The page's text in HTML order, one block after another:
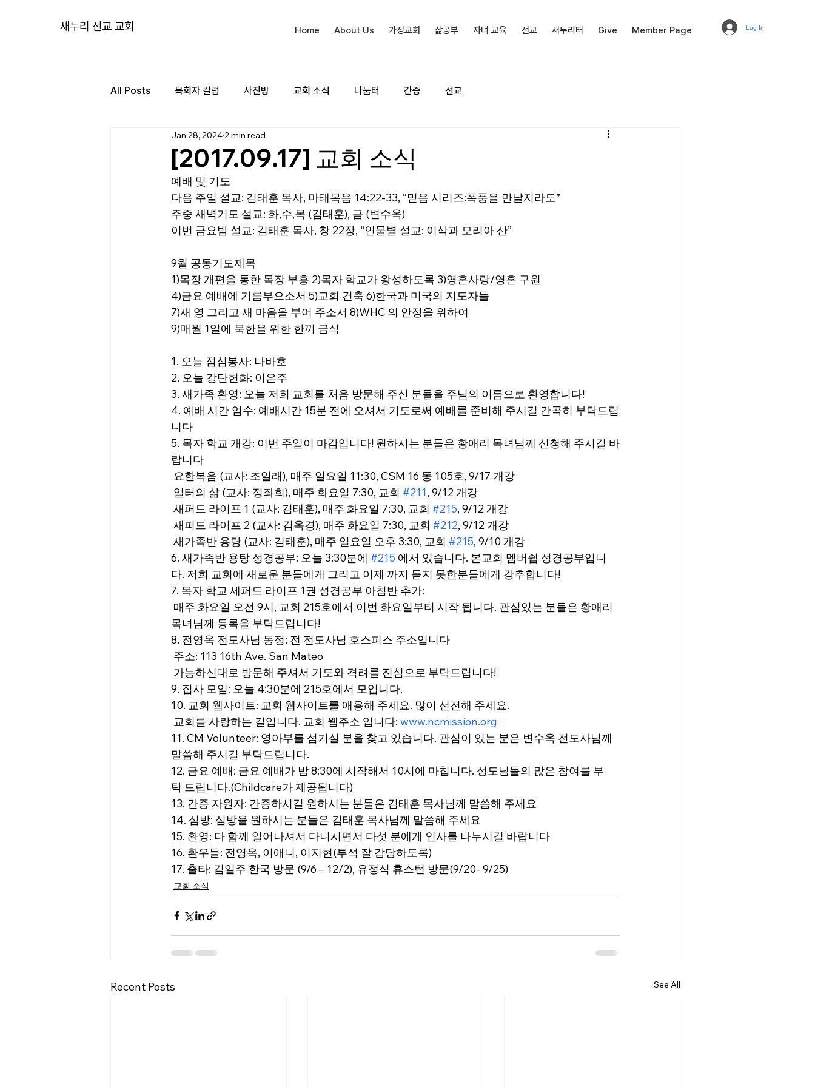
새누리 선교 교회 Home About Us 가정교회 삶공부 자녀 교육 선교 새누리터 Give Member Page Log In
All Posts 목회자 칼럼 사진방 교회 소식 나눔터 간증 선교
[2017.09.17] 교회 소식
Jan 28, 2024 2 min read
예배 및 기도
다음 주일 설교: 김태훈 목사, 마태복음 14:22-33, “믿음 시리즈:폭풍을 만날지라도”
주중 새벽기도 설교: 화,수,목 (김태훈), 금 (변수옥)
이번 금요밤 설교: 김태훈 목사, 창 22장, “인물별 설교: 이삭과 모리아 산”
9월 공동기도제목
1)목장 개편을 통한 목장 부흥 2)목자 학교가 왕성하도록 3)영혼사랑/영혼 구원
4)금요 예배에 기름부으소서 5)교회 건축 6)한국과 미국의 지도자들
7)새 영 그리고 새 마음을 부어 주소서 8)WHC 의 안정을 위하여
9)매월 1일에 북한을 위한 한끼 금식
1. 오늘 점심봉사: 나바호
2. 오늘 강단헌화: 이은주
3. 새가족 환영: 오늘 저희 교회를 처음 방문해 주신 분들을 주님의 이름으로 환영합니다!
4. 예배 시간 엄수: 예배시간 15분 전에 오셔서 기도로써 예배를 준비해 주시길 간곡히 부탁드립
니다
5. 목자 학교 개강: 이번 주일이 마감입니다! 원하시는 분들은 황애리 목녀님께 신청해 주시길 바
랍니다
요한복음 (교사: 조일래), 매주 일요일 11:30, CSM 16 동 105호, 9/17 개강
일터의 삶 (교사: 정좌희), 매주 화요일 7:30, 교회 #211, 9/12 개강
새퍼드 라이프 1 (교사: 김태훈), 매주 화요일 7:30, 교회 #215, 9/12 개강
새퍼드 라이프 2 (교사: 김옥경), 매주 화요일 7:30, 교회 #212, 9/12 개강
새가족반 용탕 (교사: 김태훈), 매주 일요일 오후 3:30, 교회 #215, 9/10 개강
6. 새가족반 용탕 성경공부: 오늘 3:30분에 #215 에서 있습니다. 본교회 멤버쉽 성경공부입니
다. 저희 교회에 새로운 분들에게 그리고 이제 까지 듣지 못한분들에게 강추합니다!
7. 목자 학교 세퍼드 라이프 1권 성경공부 아침반 추가:
매주 화요일 오전 9시, 교회 215호에서 이번 화요일부터 시작 됩니다. 관심있는 분들은 황애리
목녀님께 등록을 부탁드립니다!
8. 전영옥 전도사님 동정: 전 전도사님 호스피스 주소입니다
주소: 113 16th Ave. San Mateo
가능하신대로 방문해 주셔서 기도와 격려를 진심으로 부탁드립니다!
9. 집사 모임: 오늘 4:30분에 215호에서 모입니다.
10. 교회 웹사이트: 교회 웹사이트를 애용해 주세요. 많이 선전해 주세요.
교회를 사랑하는 길입니다. 교회 웹주소 입니다: www.ncmission.org
11. CM Volunteer: 영아부를 섬기실 분을 찾고 있습니다. 관심이 있는 분은 변수옥 전도사님께
말씀해 주시길 부탁드립니다.
12. 금요 예배: 금요 예배가 밤 8:30에 시작해서 10시에 마칩니다. 성도님들의 많은 참여를 부
탁 드립니다.(Childcare가 제공됩니다)
13. 간증 자원자: 간증하시길 원하시는 분들은 김태훈 목사님께 말씀해 주세요
14. 심방: 심방을 원하시는 분들은 김태훈 목사님께 말씀해 주세요
15. 환영: 다 함께 일어나셔서 다니시면서 다섯 분에게 인사를 나누시길 바랍니다
16. 환우들: 전영옥, 이애니, 이지현(투석 잘 감당하도록)
17. 출타: 김일주 한국 방문 (9/6 – 12/2), 유정식 휴스턴 방문(9/20- 9/25)
교회 소식
Recent Posts See All